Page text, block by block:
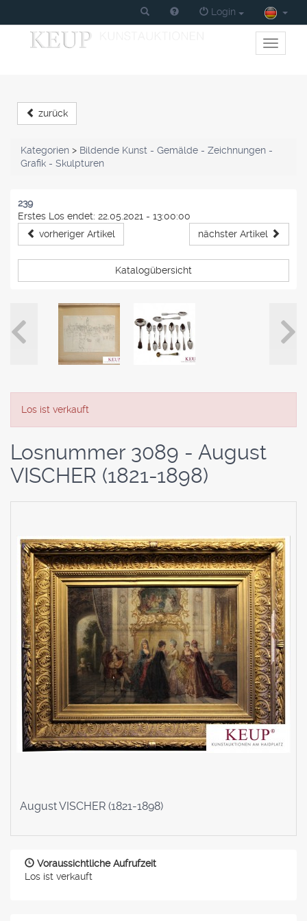
Login
Toggle
primary
zurück
Kategorien > Bildende Kunst - Gemälde - Zeichnungen -
Grafik - Skulpturen
239
Erstes Los endet: 22.05.2021 - 13:00:00
vorheriger Artikel
nächster Artikel
Katalogübersicht
Los ist verkauft
Losnummer 3089 - August
VISCHER (1821-1898)
August VISCHER (1821-1898)
Voraussichtliche Aufrufzeit
Los ist verkauft